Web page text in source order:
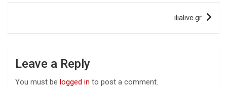
ilialive.gr
Leave a Reply
You must be logged in to post a comment.